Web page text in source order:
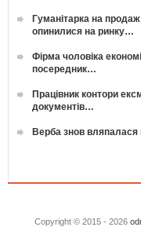
Гуманітарка на
опинилися на ринку…
Фірма чоловіка
посередник…
Працівник контори
документів…
Верба знов
Copyright © 2015 - 2026